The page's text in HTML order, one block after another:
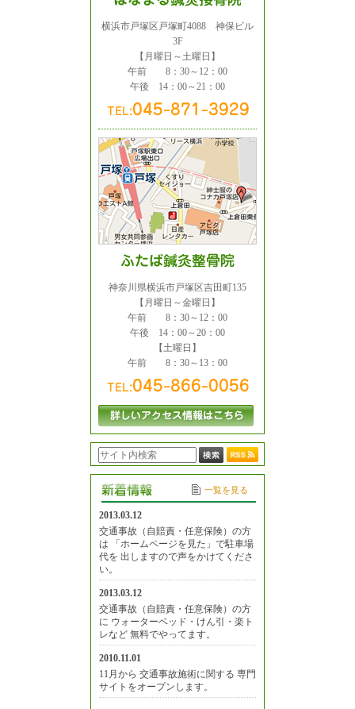
横浜市戸塚区戸塚町4088 神保ビル
3F
【月曜日～土曜日】
午前 8：30～12：00
午後 14：00～21：00
神奈川県横浜市戸塚区吉田町135
【月曜日～金曜日】
午前 8：30～12：00
午後 14：00～20：00
【土曜日】
午前 8：30～13：00
一覧を見る
2013.03.12
交通事故（自賠責・任意保険）の方
は 「ホームページを見た」で駐車場
代を 出しますので声をかけてくださ
い。
2013.03.12
交通事故（自賠責・任意保険）の方
に ウォーターベッド・けん引・楽ト
レなど 無料でやってます。
2010.11.01
11月から 交通事故施術に関する 専門
サイトをオープンします。